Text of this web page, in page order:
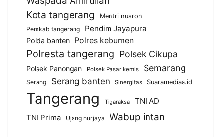
Kota tangerang
Mentri nusron
Pemkab tangerang
Pendim Jayapura
Polda banten Polres kebumen
Polresta tangerang Polsek Cikupa
Polsek Panongan Polsek Pasar kemis Semarang
Serang Serang banten Sinergitas Suaramediaa.id
Tangerang Tigaraksa
TNI AD
TNI Prima
Ujang nurjaya Wabup intan